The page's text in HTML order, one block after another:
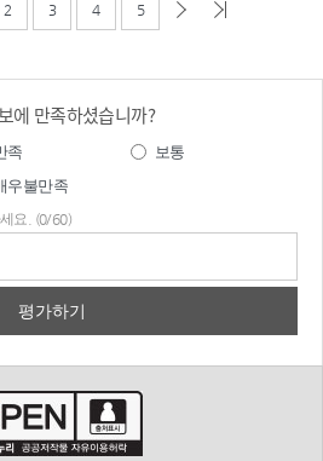
2 3 4 5
에 만족하셨습니까?
족
보통
우불만족
요. (0/60)